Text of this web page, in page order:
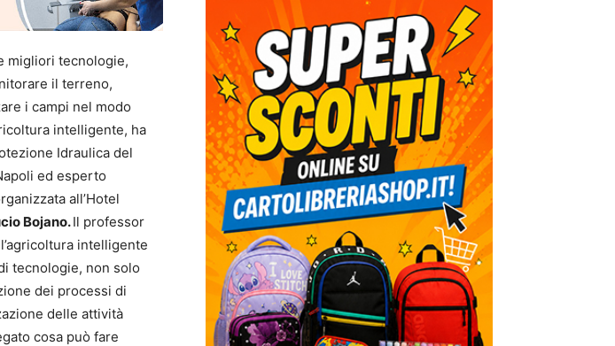
migliori tecnologie,
il terreno,
i campi nel modo
intelligente, ha
Idraulica del
ed esperto
all’Hotel
Bojano.Il professor
intelligente
tecnologie, non solo
dei processi di
delle attività
cosa può fare